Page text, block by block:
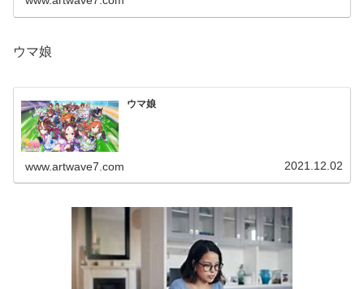
ウマ娘
ウマ娘
www.artwave7.com 2021.12.02